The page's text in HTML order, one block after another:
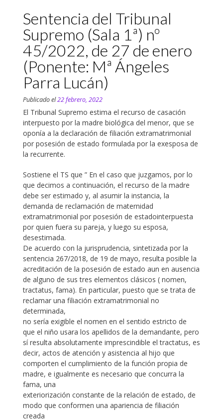
Sentencia del Tribunal
Supremo (Sala 1ª) nº
45/2022, de 27 de enero
(Ponente: Mª Ángeles
Parra Lucán)
Publicado el22 febrero, 2022
El Tribunal Supremo estima el recurso de casación
interpuesto por la madre biológica del menor, que se
oponía a la declaración de filiación extramatrimonial
por posesión de estado formulada por la exesposa de
la recurrente.
Sostiene el TS que ” En el caso que juzgamos, por lo
que decimos a continuación, el recurso de la madre
debe ser estimado y, al asumir la instancia, la
demanda de reclamación de maternidad
extramatrimonial por posesión de estadointerpuesta
por quien fuera su pareja, y luego su esposa,
desestimada.
De acuerdo con la jurisprudencia, sintetizada por la
sentencia 267/2018, de 19 de mayo, resulta posible la
acreditación de la posesión de estado aun en ausencia
de alguno de sus tres elementos clásicos ( nomen,
tractatus, fama). En particular, puesto que se trata de
reclamar una filiación extramatrimonial no
determinada,
no sería exigible el nomen en el sentido estricto de
que el niño usara los apellidos de la demandante, pero
sí resulta absolutamente imprescindible el tractatus, es
decir, actos de atención y asistencia al hijo que
comporten el cumplimiento de la función propia de
madre, e igualmente es necesario que concurra la
fama, una
exteriorización constante de la relación de estado, de
modo que conformen una apariencia de filiación
creada